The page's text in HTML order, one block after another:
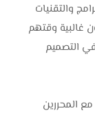
والتقنيات
غالبية وقتهم
التصميم
المحررين